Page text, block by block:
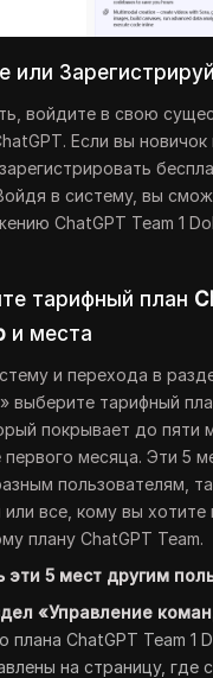
или
войдите в свою
Если вы новичок
в систему, вы
ChatGPT Team 1
тарифный план
и места
и перехода в
выберите тарифный
покрывает до пяти
месяца. Эти 5
пользователям,
все, кому вы хотите
плану ChatGPT Team.
эти 5 мест другим
«Управление
плана ChatGPT Team 1
на страницу, где